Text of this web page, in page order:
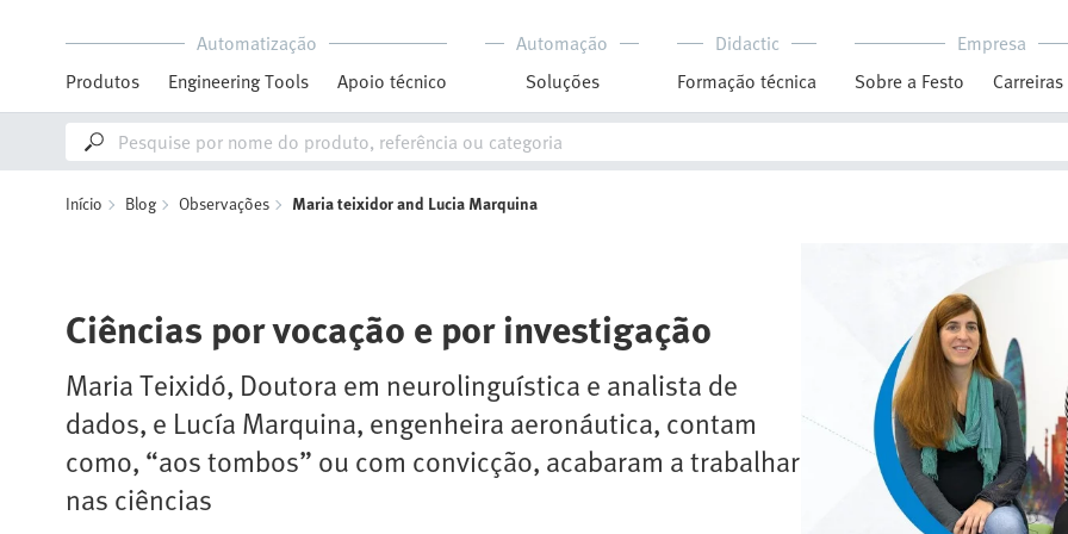
Automatização
Produtos
Engineering Tools Apoio técnico
Automação
Soluções
Didactic
Formação técnica
Empresa
Sobre a Festo
Carreiras
Início Blog Observações Maria teixidor and Lucia Marquina
Ciências por vocação e por investigação
Maria Teixidó, Doutora em neurolinguística e analista de
dados, e Lucía Marquina, engenheira aeronáutica, contam
como, “aos tombos” ou com convicção, acabaram a trabalhar
nas ciências